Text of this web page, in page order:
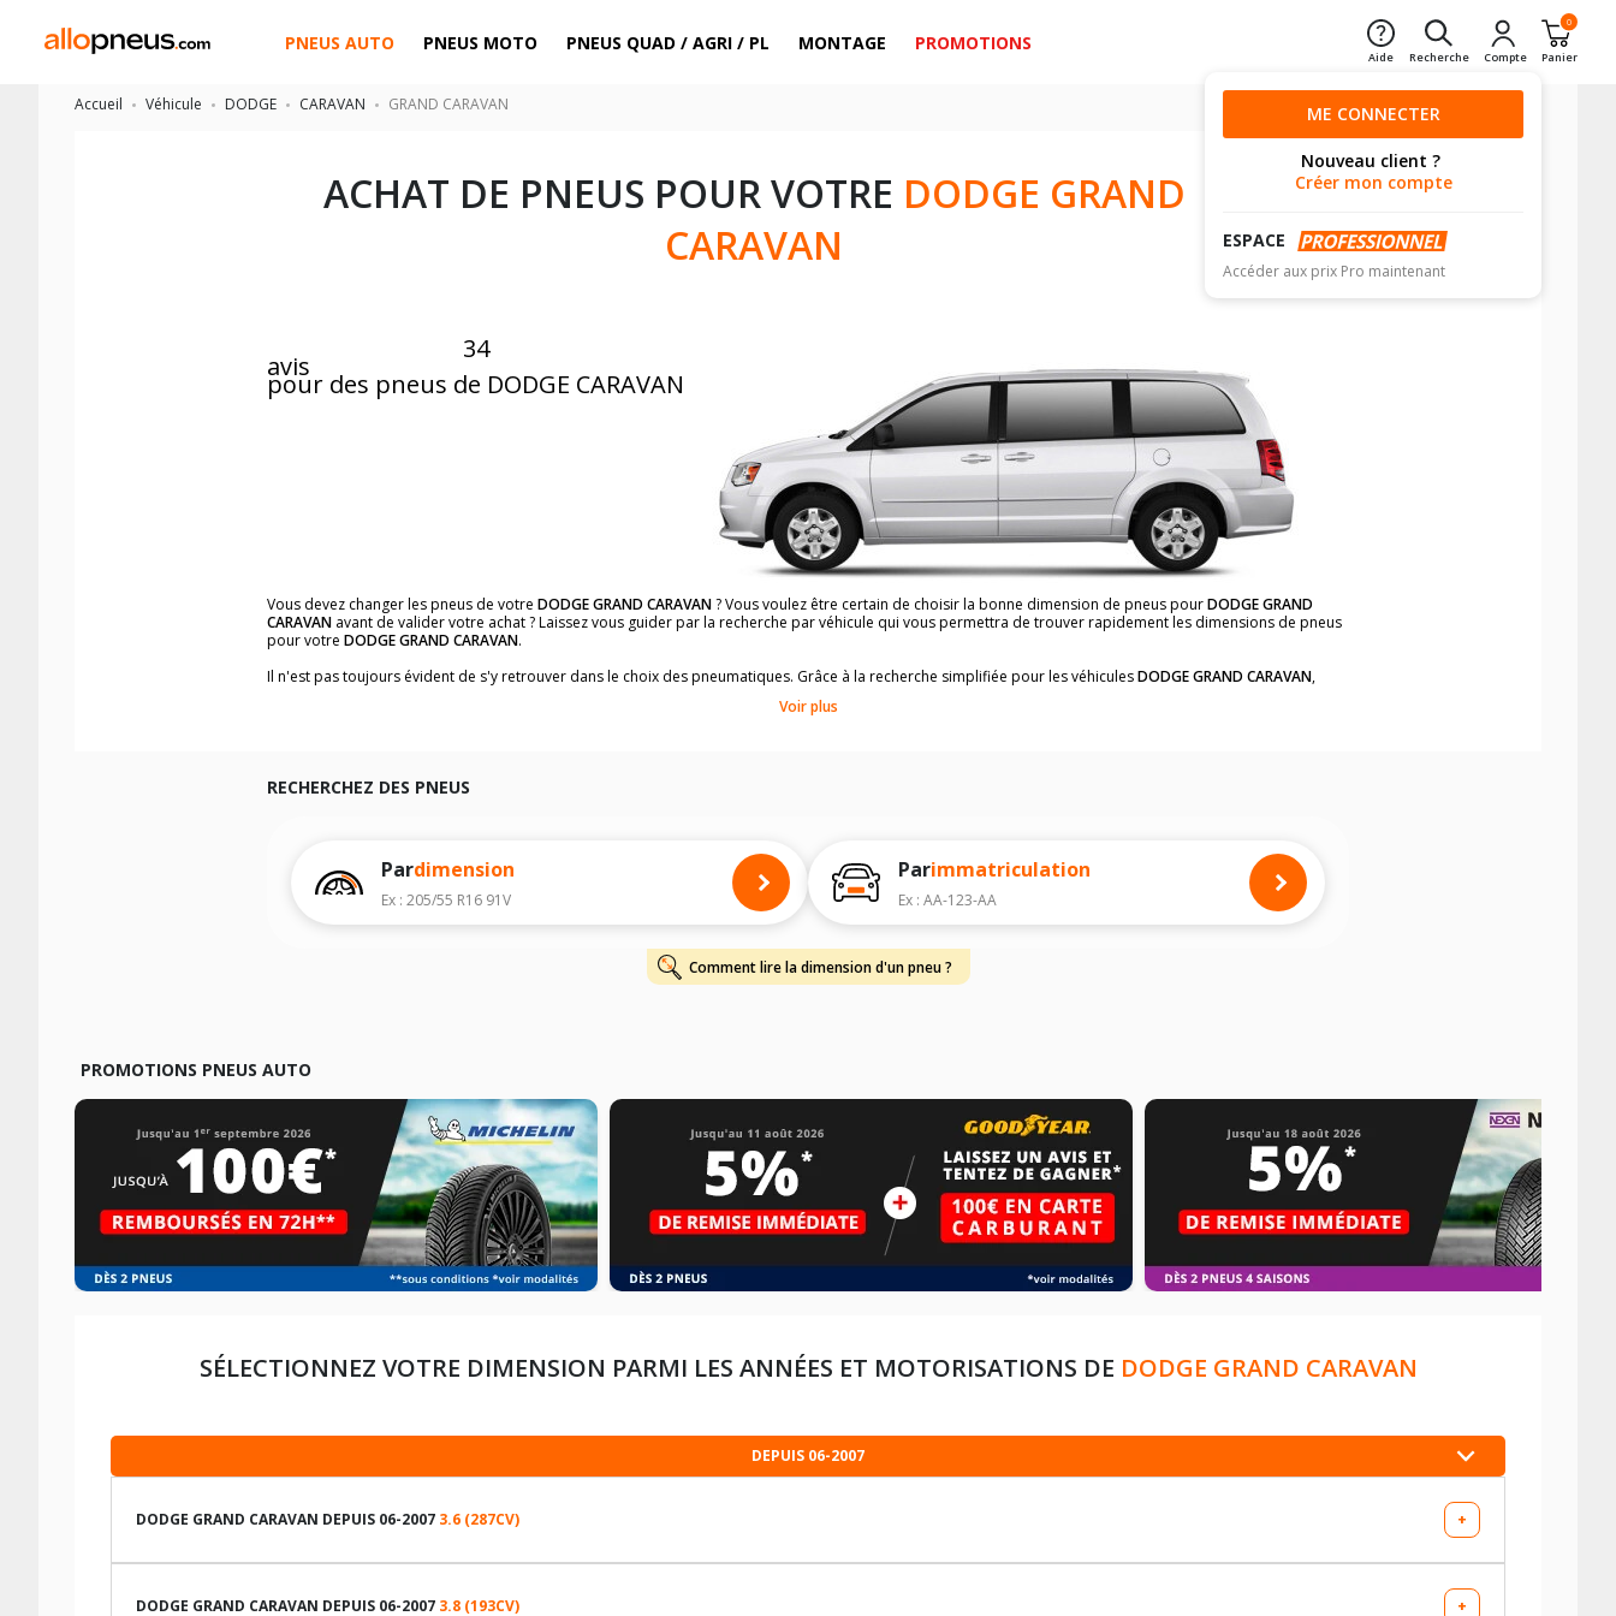
PNEUS AUTO PNEUS MOTO PNEUS QUAD / AGRI / PL MONTAGE PROMOTIONS
Aide Recherche Compte
0
Panier
ME CONNECTER
Nouveau client ?
Créer mon compte
ESPACE
Accéder aux prix Pro maintenant
Accueil Véhicule DODGE CARAVAN GRAND CARAVAN
ACHAT DE PNEUS POUR VOTRE DODGE GRAND
CARAVAN
34
avis
pour des pneus de DODGE CARAVAN
Vous devez changer les pneus de votre DODGE GRAND CARAVAN? Vous voulez être certain de choisir la bonne dimension de pneus pourDODGE GRAND
CARAVAN avant de valider votre achat ? Laissez vous guider par la recherche par véhicule qui vous permettra de trouver rapidement les dimensions de pneus
pour votre DODGE GRAND CARAVAN.
Il n'est pas toujours évident de s'y retrouver dans le choix des pneumatiques. Grâce à la recherche simplifiée pour les véhiculesDODGE GRAND CARAVAN,
Vous ne savez pas comment trouver les dimensions de vos pneus ? Ces informations sont indiquées sur le flanc des pneumatiques, dans le carnet de bord du
véhicule, sans oublier les indices de charge et de vitesse, indispensables pour que votre dimension soit complète.
Voir plus
RECHERCHEZ DES PNEUS
Pardimension
Ex : 205/55 R16 91V
Parimmatriculation
Ex : AA-123-AA
Comment lire la dimension d'un pneu ?
PROMOTIONS PNEUS AUTO
SÉLECTIONNEZ VOTRE DIMENSION PARMI LES ANNÉES ET MOTORISATIONS DE DODGE GRAND CARAVAN
DEPUIS 06-2007
DODGE GRAND CARAVAN DEPUIS 06-2007 3.6 (287CV) +
LES DIMENSIONS COMPATIBLES
DODGE GRAND CARAVAN DEPUIS 06-2007 3.8 (193CV) +